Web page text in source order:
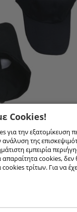
[ Συνδεθείτε για
Cookies!
για την εξατομίκευση
της
εμπειρία
cookies, δεν
τρίτων. Για να